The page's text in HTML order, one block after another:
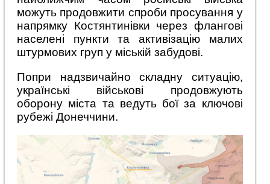
можуть продовжити спроби просування у
напрямку Костянтинівки через флангові
населені пункти та активізацію малих
штурмових груп у міській забудові.
Попри надзвичайно складну ситуацію,
українські військові продовжують
оборону міста та ведуть бої за ключові
рубежі Донеччини.